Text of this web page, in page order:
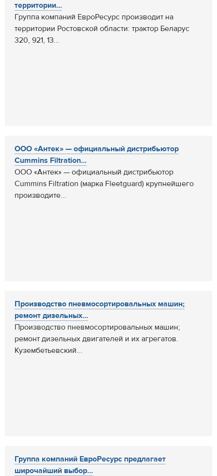
территории...
Группа компаний ЕвроРесурс производит на
территории Ростовской области: трактор Беларус
320, 921, 13...
ООО «Антек» — официальный дистрибьютор
Cummins Filtration...
ООО «Антек» — официальный дистрибьютор
Cummins Filtration (марка Fleetguard) крупнейшего
производите...
Производство пневмосортировальных машин;
ремонт дизельных...
Производство пневмосортировальных машин;
ремонт дизельных двигателей и их агрегатов.
Кузембетьевский...
Группа компаний ЕвроРесурс предлагает
широчайший выбор...